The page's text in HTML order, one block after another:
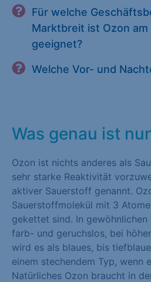
Für welche
Marktbreit ist Ozon
geeignet?
Welche Vor- und
Was genau ist
Ozon ist nichts anderes als
sehr starke Reaktivität
aktiver Sauerstoff genannt.
Sauerstoffmolekül mit 3
gekettet sind. In
farb- und geruchslos, bei
wird es als blaues, bis
einem stechendem Typ, wenn
Natürliches Ozon braucht in